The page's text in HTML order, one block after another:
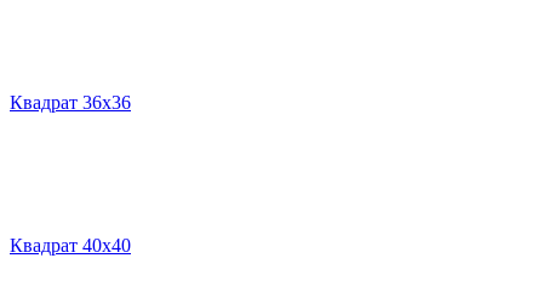
Квадрат 36х36
Квадрат 40х40